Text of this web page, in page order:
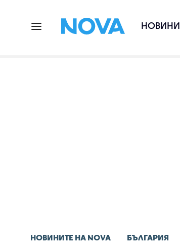
НОВИНИ
НОВИНИТЕ НА NOVA БЪЛГАРИЯ